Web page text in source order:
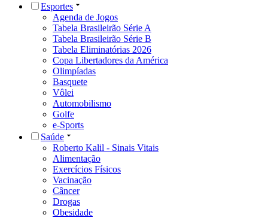
Esportes
Agenda de Jogos
Tabela Brasileirão Série A
Tabela Brasileirão Série B
Tabela Eliminatórias 2026
Copa Libertadores da América
Olimpíadas
Basquete
Vôlei
Automobilismo
Golfe
e-Sports
Saúde
Roberto Kalil - Sinais Vitais
Alimentação
Exercícios Físicos
Vacinação
Câncer
Drogas
Obesidade